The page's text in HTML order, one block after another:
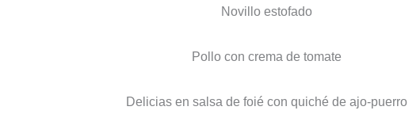
Novillo estofado
Pollo con crema de tomate
Delicias en salsa de foié con quiché de ajo-puerro